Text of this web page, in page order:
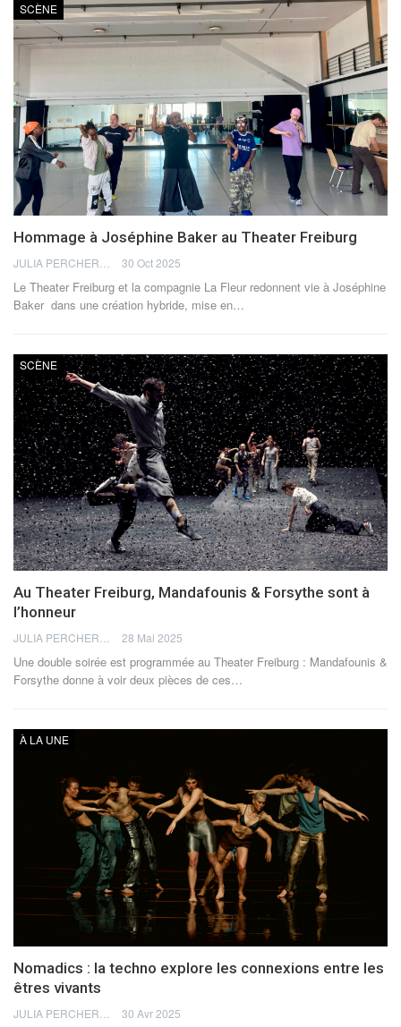
SCÈNE
Hommage à Joséphine Baker au Theater Freiburg
30 Oct 2025
Le Theater Freiburg et la compagnie La Fleur redonnent vie à Joséphine
Baker dans une création hybride, mise en…
SCÈNE
Au Theater Freiburg, Mandafounis & Forsythe sont à
l’honneur
28 Mai 2025
Une double soirée est programmée au Theater Freiburg : Mandafounis &
Forsythe donne à voir deux pièces de ces…
À LA UNE
Nomadics : la techno explore les connexions entre les
êtres vivants
30 Avr 2025